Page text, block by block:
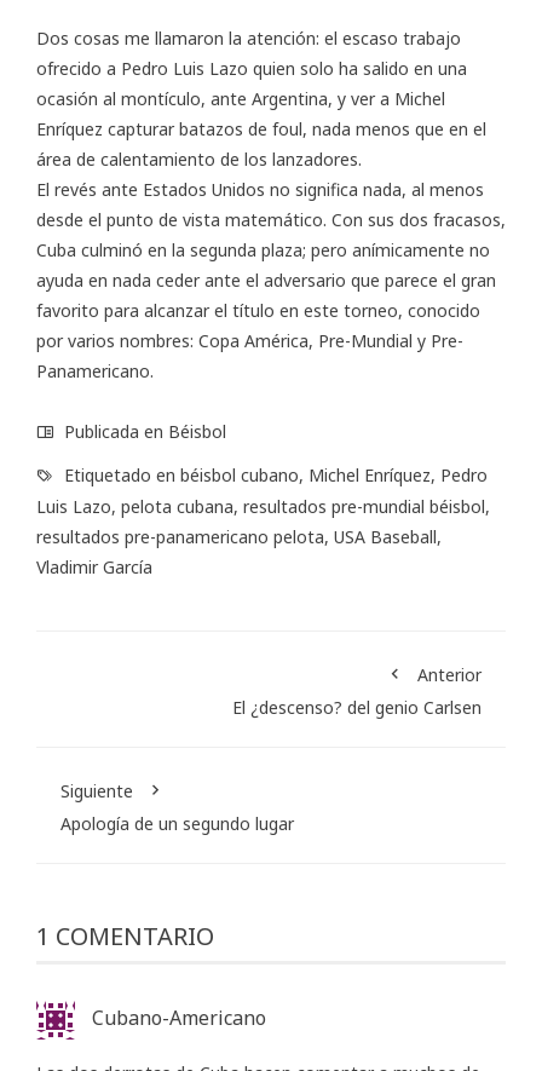
Dos cosas me llamaron la atención: el escaso trabajo
ofrecido a Pedro Luis Lazo quien solo ha salido en una
ocasión al montículo, ante Argentina, y ver a Michel
Enríquez capturar batazos de foul, nada menos que en el
área de calentamiento de los lanzadores.
El revés ante Estados Unidos no significa nada, al menos
desde el punto de vista matemático. Con sus dos fracasos,
Cuba culminó en la segunda plaza; pero anímicamente no
ayuda en nada ceder ante el adversario que parece el gran
favorito para alcanzar el título en este torneo, conocido
por varios nombres: Copa América, Pre-Mundial y Pre-
Panamericano.
Publicada en Béisbol
Etiquetado en béisbol cubano, Michel Enríquez, Pedro
Luis Lazo, pelota cubana, resultados pre-mundial béisbol,
resultados pre-panamericano pelota, USA Baseball,
Vladimir García
Anterior
El ¿descenso? del genio Carlsen
Siguiente
Apología de un segundo lugar
1 COMENTARIO
Cubano-Americano